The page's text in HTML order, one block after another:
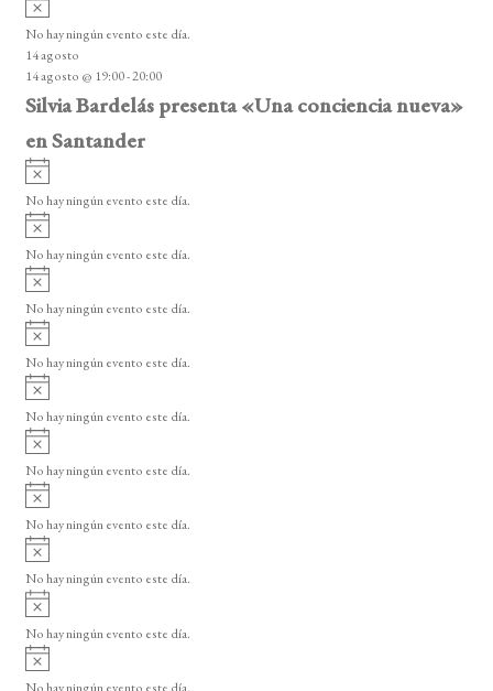
o
v
i
s
o
No hay ningún evento este día.
14 agosto
14 agosto @ 19:00-20:00
Silvia Bardelás presenta «Una conciencia nueva»
en Santander
A
v
i
o
No hay ningún evento este día.
A
v
i
o
No hay ningún evento este día.
A
v
i
o
No hay ningún evento este día.
A
v
i
o
No hay ningún evento este día.
A
v
i
o
No hay ningún evento este día.
A
v
i
o
No hay ningún evento este día.
A
v
i
o
No hay ningún evento este día.
A
v
i
o
No hay ningún evento este día.
A
v
i
o
No hay ningún evento este día.
A
v
No hay ningún evento este día.